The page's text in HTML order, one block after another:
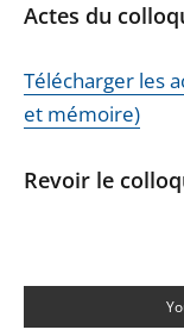
Actes du
Télécharger les
et mémoire)
Revoir le